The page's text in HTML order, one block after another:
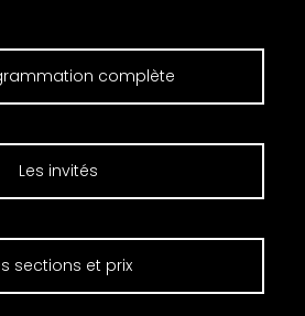
complète
Les invités
sections et prix